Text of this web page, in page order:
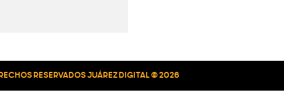
RESERVADOS JUÁREZ DIGITAL © 2026